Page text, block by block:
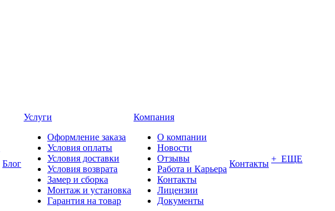
Блог
Услуги
Оформление заказа
Условия оплаты
Условия доставки
Условия возврата
Замер и сборка
Монтаж и установка
Гарантия на товар
Компания
О компании
Новости
Отзывы
Работа и Карьера
Контакты
Лицензии
Документы
Контакты + ЕЩЕ